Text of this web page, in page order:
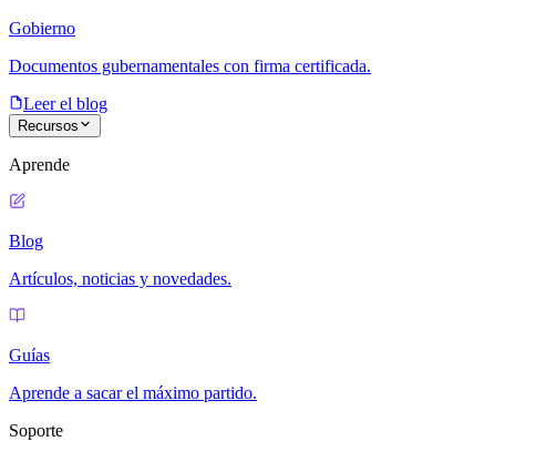
Gobierno
Documentos gubernamentales con firma certificada.
Leer el blog
Recursos
Aprende
Blog
Artículos, noticias y novedades.
Guías
Aprende a sacar el máximo partido.
Soporte